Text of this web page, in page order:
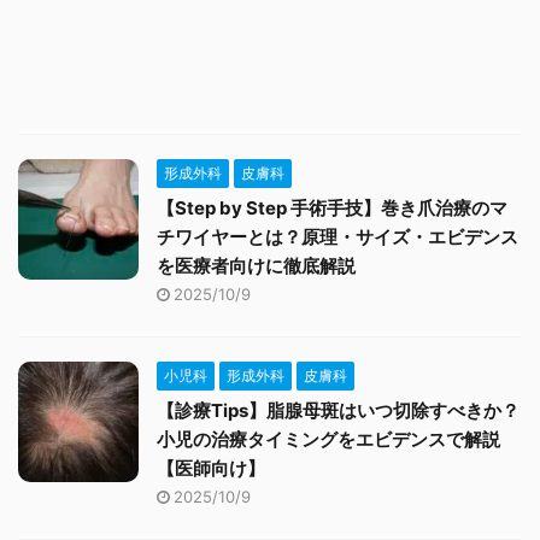
形成外科 皮膚科
【Step by Step 手術手技】巻き爪治療のマ
チワイヤーとは？原理・サイズ・エビデンス
を医療者向けに徹底解説
2025/10/9
小児科 形成外科 皮膚科
【診療Tips】脂腺母斑はいつ切除すべきか？
小児の治療タイミングをエビデンスで解説
【医師向け】
2025/10/9